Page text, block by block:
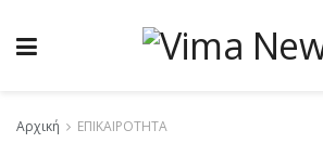
Αρχική ΕΠΙΚΑΙΡΟΤΗΤΑ